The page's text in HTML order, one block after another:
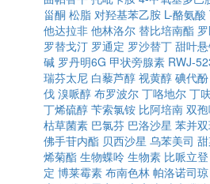
甾酮 松脂 对羟基苯乙胺 L-酪氨酸
他达拉非 他林洛尔 替比培南酯
罗替戈汀 罗通定 罗沙替丁 甜叶
碱 罗丹明6G 甲状旁腺素 RWJ-
瑞芬太尼 白藜芦醇 视黄醇 碘代酚
伐 溴哌醇 布罗波尔 丁咯地尔 丁
丁烯硫醇 苄索氯铵 比阿培南 双
枯草菌素 巴氯芬 巴洛沙星 苯并
佛手苷内酯 贝西沙星 乌苯美司
烯菊酯 生物蝶呤 生物素 比哌立登
定 博莱霉素 布南色林 帕洛诺司琼